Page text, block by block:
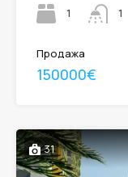
1
1
Продажа
150000€
31